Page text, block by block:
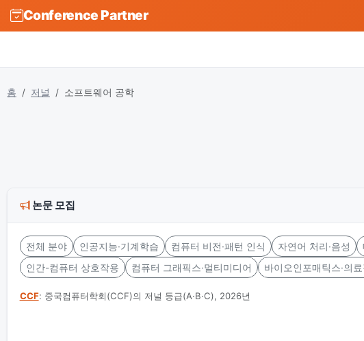
Conference Partner
홈 저널 소프트웨어 공학
논문 모집
전체 분야 인공지능·기계학습 컴퓨터 비전·패턴 인식 자연어 처리·음성
인간-컴퓨터 상호작용
컴퓨터 그래픽스·멀티미디어 바이오인포매틱스·의
CCF: 중국컴퓨터학회(CCF)의 저널 등급(A·B·C), 2026년